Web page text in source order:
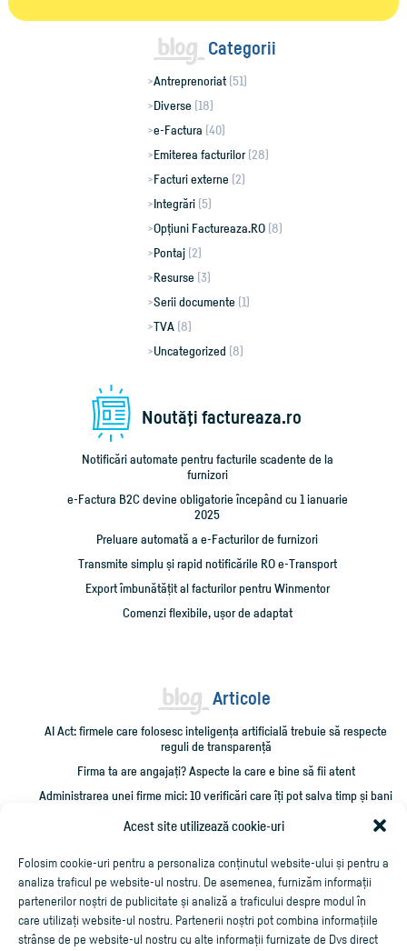
Acest site utilizează cookie-uri
Folosim cookie-uri pentru a personaliza conținutul website-ului și pentru a
analiza traficul pe website-ul nostru. De asemenea, furnizăm informații
partenerilor noștri de publicitate și analiză a traficului despre modul în
care utilizați website-ul nostru. Partenerii noștri pot combina informațiile
strânse de pe website-ul nostru cu alte informații furnizate de Dvs direct
Categorii
Antreprenoriat (51)
Diverse (18)
e-Factura (40)
Emiterea facturilor(28)
Facturi externe (2)
Integrări (5)
Opțiuni Factureaza.RO (8)
Pontaj (2)
Resurse (3)
Serii documente (1)
TVA (8)
Uncategorized (8)
Noutăţi factureaza.ro
Notificări automate pentru facturile scadente de la
furnizori
e-Factura B2C devine obligatorie începând cu 1 ianuarie
2025
Preluare automată a e-Facturilor de furnizori
Transmite simplu și rapid notificările RO e-Transport
Export îmbunătățit al facturilor pentru Winmentor
Comenzi flexibile, ușor de adaptat
Articole
AI Act: firmele care folosesc inteligența artificială trebuie să respecte
reguli de transparență
Firma ta are angajați? Aspecte la care e bine să fii atent
Administrarea unei firme mici: 10 verificări care îți pot salva timp și bani
Cum împrumut firma cu bani și cum îmi recuperez creditarea?